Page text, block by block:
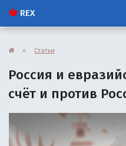
REX
» Статьи
Россия и
счёт и против